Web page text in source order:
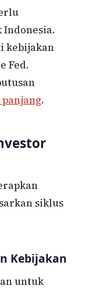
Indonesia.
kebijakan
Fed.
.
siklus
Kebijakan
untuk